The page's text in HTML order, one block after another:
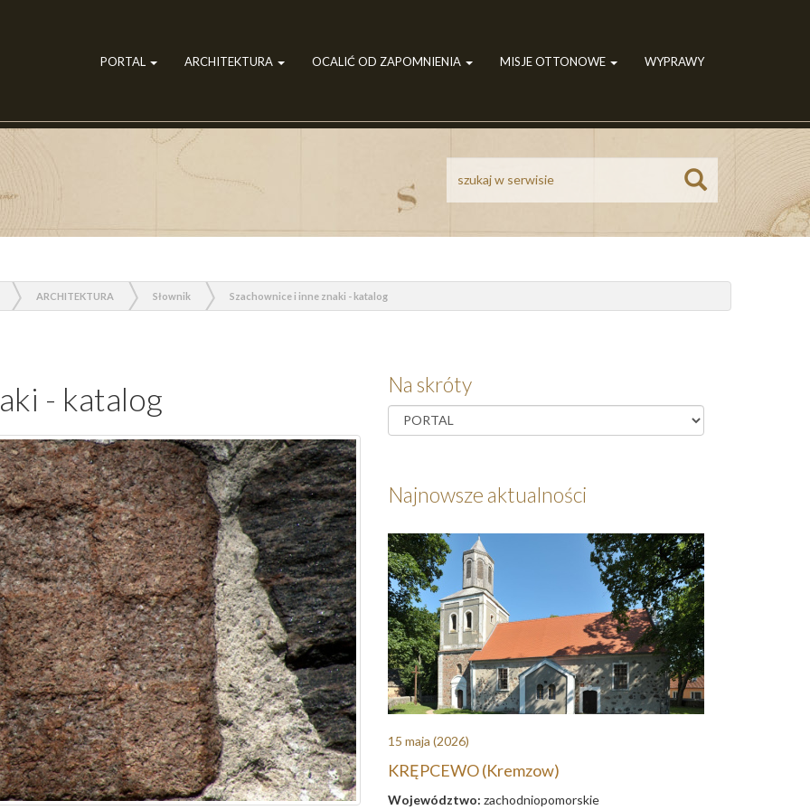
PORTAL ARCHITEKTURA OCALIĆ OD ZAPOMNIENIA MISJE OTTONOWE WYPRAWY
ARCHITEKTURA Słownik Szachownice i inne znaki - katalog
- katalog Na skróty
Najnowsze aktualności
15 maja (2026)
KRĘPCEWO (Kremzow)
Województwo: zachodniopomorskie